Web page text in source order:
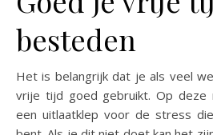
besteden
Het is belangrijk dat je als veel
vrije tijd goed gebruikt. Op deze
een uitlaatklep voor de stress